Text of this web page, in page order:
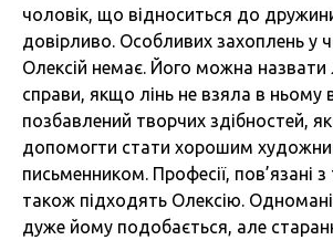
чоловік, що відноситься до
довірливо. Особливих захоплень у
Олексій немає. Його можна
справи, якщо лінь не взяла в ньому
позбавлений творчих здібностей,
допомогти стати хорошим
письменником. Професії, пов’язані
також підходять Олексію.
дуже йому подобається, але